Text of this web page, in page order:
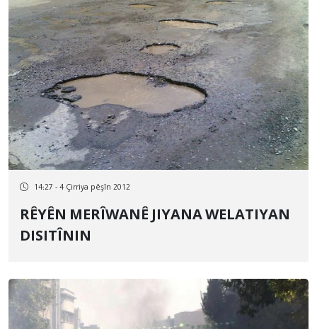
14:27 - 4 Çirriya pêşîn 2012
RÊYÊN MERÎWANÊ JIYANA WELATIYAN
DISITÎNIN